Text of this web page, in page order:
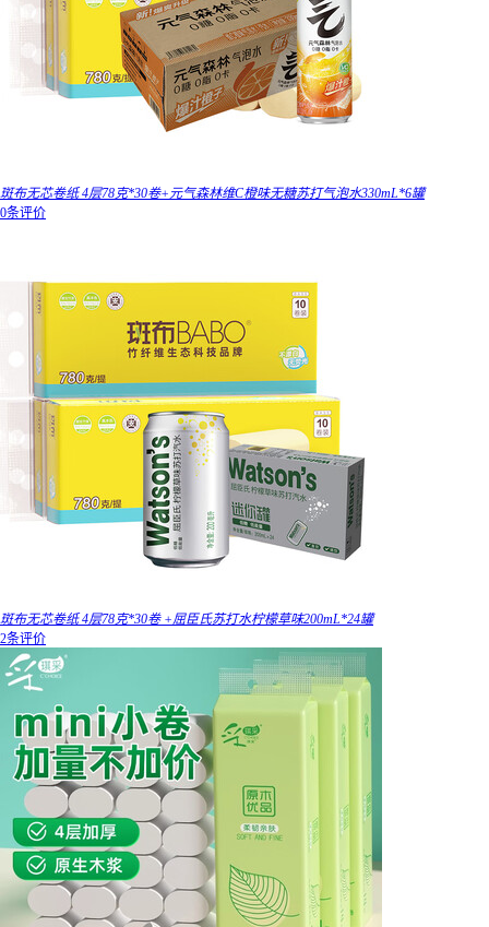
斑布无芯卷纸 4层78克*30卷+元气森林维C橙味无糖苏打气泡水330mL*6罐
0条评价
斑布无芯卷纸 4层78克*30卷 +屈臣氏苏打水柠檬草味200mL*24罐
2条评价